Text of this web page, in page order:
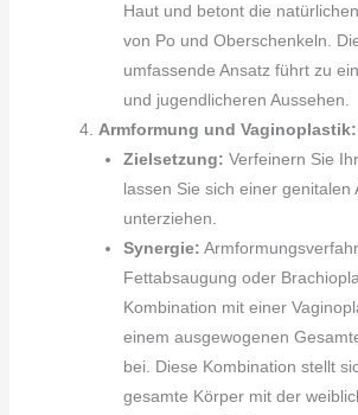
Haut und betont die
von Po und Oberschenkeln.
umfassende Ansatz führt zu
und jugendlicheren Aussehen.
Armformung und Vaginoplastik:
Zielsetzung: Verfeinern Sie
lassen Sie sich einer genitalen
unterziehen.
Synergie:
Fettabsaugung oder
Kombination mit einer
einem ausgewogenen
bei. Diese Kombination stellt
gesamte Körper mit der